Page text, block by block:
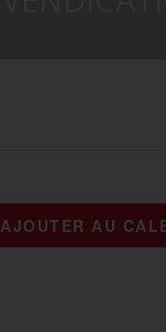
AJOUTER AU